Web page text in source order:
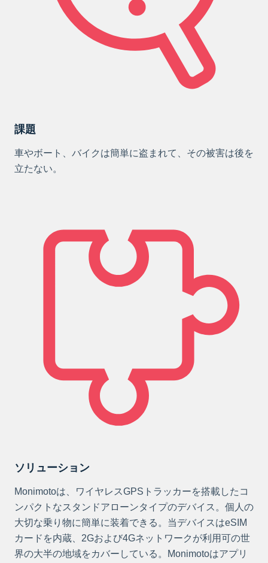
課題
車やボート、バイクは簡単に盗まれて、その被害は後を
立たない。
ソリューション
Monimotoは、ワイヤレスGPSトラッカーを搭載したコ
ンパクトなスタンドアローンタイプのデバイス。個人の
大切な乗り物に簡単に装着できる。当デバイスはeSIM
カードを内蔵、2Gおよび4Gネットワークが利用可の世
界の大半の地域をカバーしている。Monimotoはアプリ